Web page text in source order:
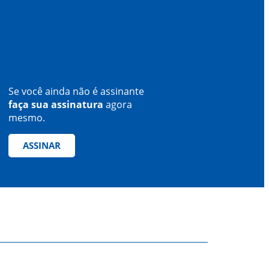
Se você ainda não é assinante
faça sua assinatura agora
mesmo.
ASSINAR